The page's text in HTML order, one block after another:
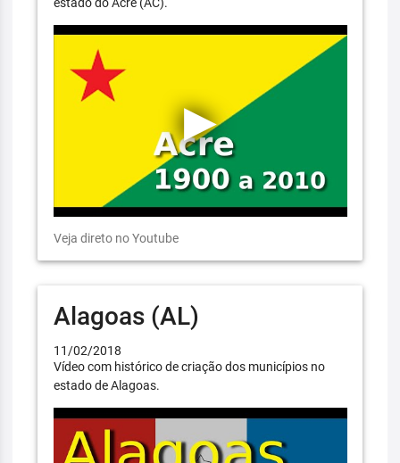
Veja direto no Youtube
Alagoas (AL)
11/02/2018
Vídeo com histórico de criação dos municípios no
estado de Alagoas.